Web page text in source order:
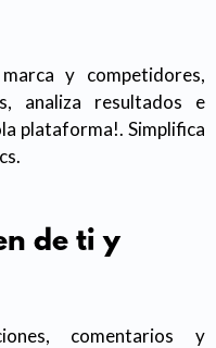
y competidores,
analiza resultados e
plataforma!. Simplifica
de ti y
comentarios y